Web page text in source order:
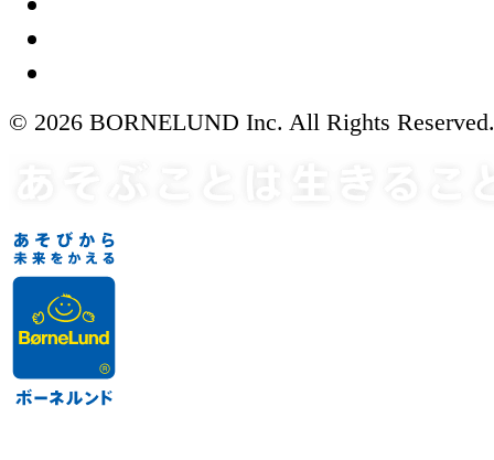
© 2026 BORNELUND Inc. All Rights Reserved.